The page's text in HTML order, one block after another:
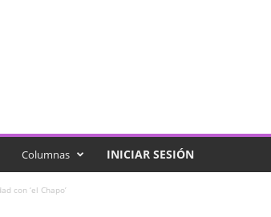
Columnas INICIAR SESIÓN
con ‘el Chapo’